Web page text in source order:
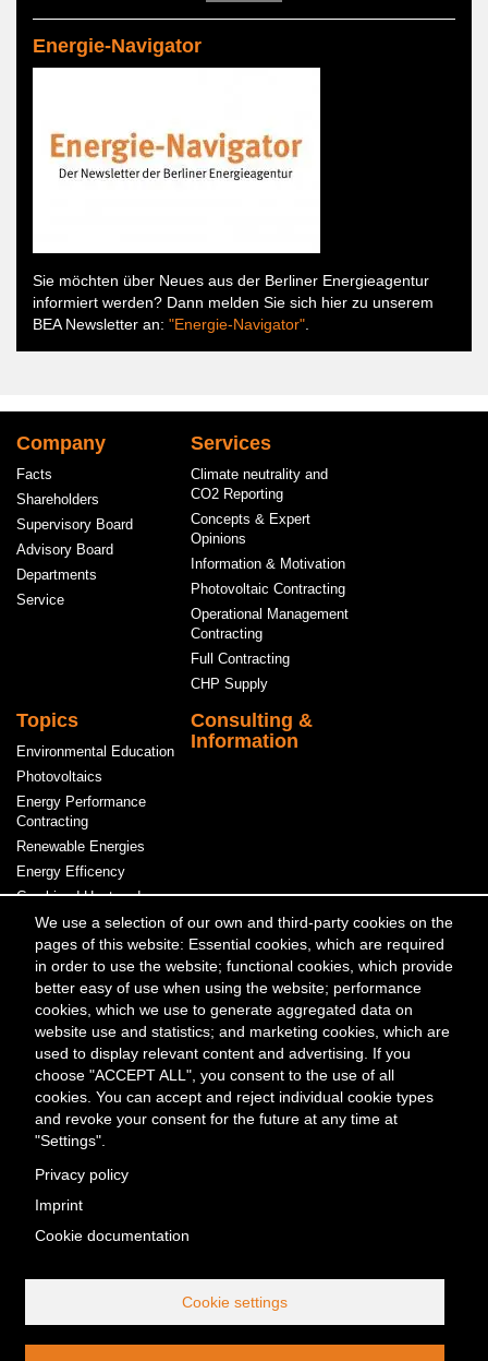
We use a selection of our own and third-party cookies on the
pages of this website: Essential cookies, which are required
in order to use the website; functional cookies, which provide
better easy of use when using the website; performance
cookies, which we use to generate aggregated data on
website use and statistics; and marketing cookies, which are
used to display relevant content and advertising. If you
choose "ACCEPT ALL", you consent to the use of all
cookies. You can accept and reject individual cookie types
and revoke your consent for the future at any time at
"Settings".
Privacy policy
Imprint
Cookie documentation
Cookie settings
Energie-Navigator
Sie möchten über Neues aus der Berliner Energieagentur
informiert werden? Dann melden Sie sich hier zu unserem
BEA Newsletter an: "Energie-Navigator"
Hauptnavigation
Company
Facts
Shareholders
Supervisory Board
Advisory Board
Departments
Service
Services
Climate neutrality and
CO2 Reporting
Concepts & Expert
Opinions
Information & Motivation
Photovoltaic Contracting
Operational Management
Contracting
Full Contracting
CHP Supply
Topics
Environmental Education
Photovoltaics
Energy Performance
Contracting
Renewable Energies
Energy Efficency
Combined Heat and
Power
Consulting &
Information
Power & Heat
Meta
Menü
Contact Press & Media Events
Kontakt
Berliner Energieagentur GmbH
Fasanenstraße 85
10623 Berlin
Fax +49 (0) 30/29 33 30-99
office@berliner-e-agentur.de
Service-Nummer außerhalb
unserer Öffnungszeiten: